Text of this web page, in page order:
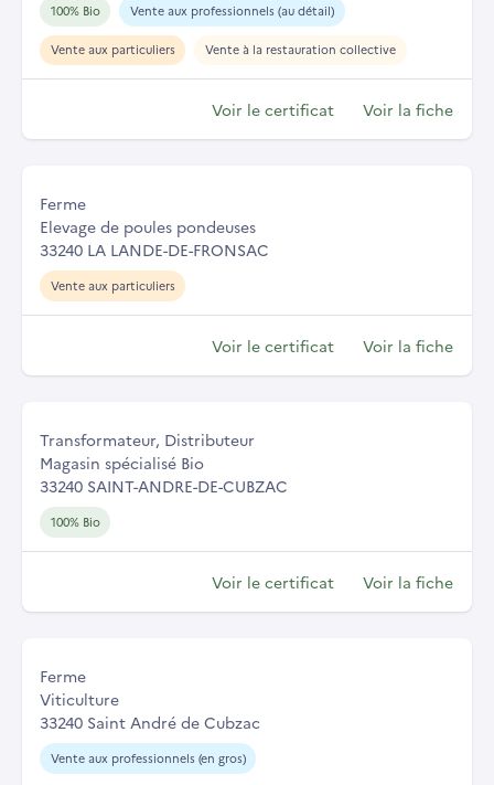
100% Bio Vente aux professionnels (au détail)
Vente aux particuliers Vente à la restauration collective
Voir le certificat Voir la fiche
Ferme
Elevage de poules pondeuses
33240 LA LANDE-DE-FRONSAC
Vente aux particuliers
Voir le certificat Voir la fiche
Transformateur, Distributeur
Magasin spécialisé Bio
33240 SAINT-ANDRE-DE-CUBZAC
100% Bio
Voir le certificat Voir la fiche
Ferme
Viticulture
33240 Saint André de Cubzac
Vente aux professionnels (en gros)